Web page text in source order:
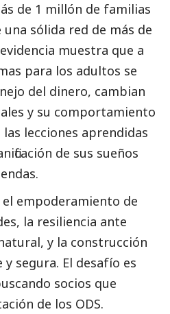
de 1 millón de familias
sólida red de más de
muestra que a
para los adultos se
del dinero, cambian
y su comportamiento
las lecciones aprendidas
de sus sueños
empoderamiento de
la resiliencia ante
y la construcción
segura. El desafío es
socios que
de los ODS.